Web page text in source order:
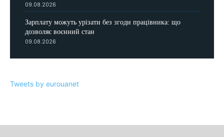
09.08.2026
Зарплату можуть урізати без згоди працівника: що
дозволяє воєнний стан
09.08.2026
Tweets by eurouanet